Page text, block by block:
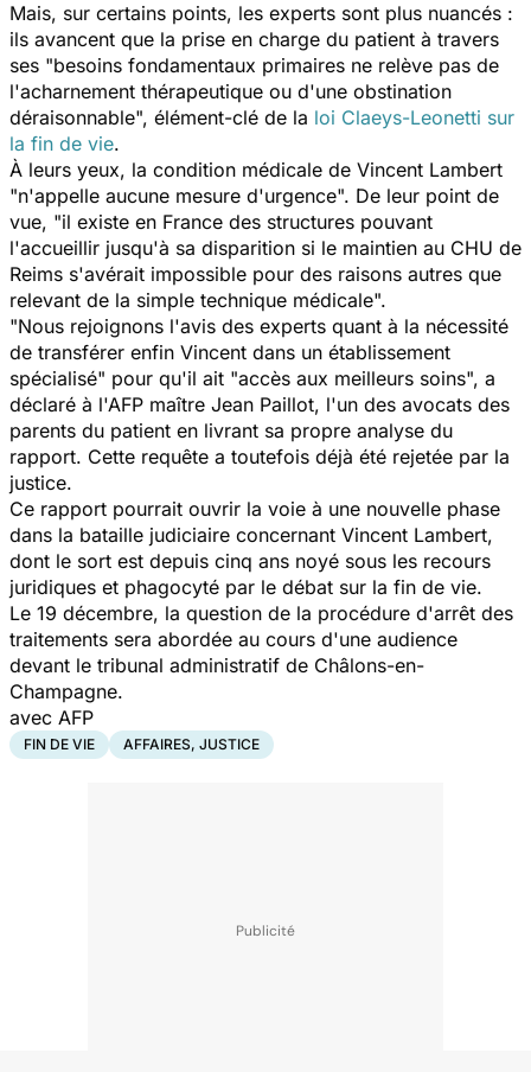
Mais, sur certains points, les experts sont plus nuancés :
ils avancent que la prise en charge du patient à travers
ses "besoins fondamentaux primaires ne relève pas de
l'acharnement thérapeutique ou d'une obstination
déraisonnable", élément-clé de la loi Claeys-Leonetti sur
la fin de vie.
À leurs yeux, la condition médicale de Vincent Lambert
"n'appelle aucune mesure d'urgence". De leur point de
vue, "il existe en France des structures pouvant
l'accueillir jusqu'à sa disparition si le maintien au CHU de
Reims s'avérait impossible pour des raisons autres que
relevant de la simple technique médicale".
"Nous rejoignons l'avis des experts quant à la nécessité
de transférer enfin Vincent dans un établissement
spécialisé" pour qu'il ait "accès aux meilleurs soins", a
déclaré à l'AFP maître Jean Paillot, l'un des avocats des
parents du patient en livrant sa propre analyse du
rapport. Cette requête a toutefois déjà été rejetée par la
justice.
Ce rapport pourrait ouvrir la voie à une nouvelle phase
dans la bataille judiciaire concernant Vincent Lambert,
dont le sort est depuis cinq ans noyé sous les recours
juridiques et phagocyté par le débat sur la fin de vie.
Le 19 décembre, la question de la procédure d'arrêt des
traitements sera abordée au cours d'une audience
devant le tribunal administratif de Châlons-en-
Champagne.
avec AFP
FIN DE VIE AFFAIRES, JUSTICE